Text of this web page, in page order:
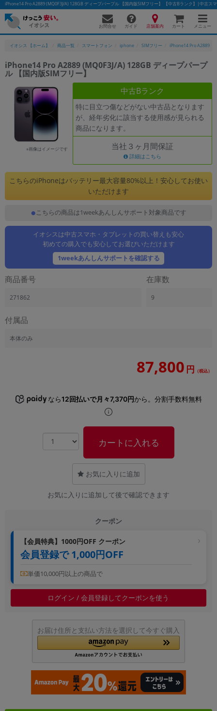
iPhone14 Pro A2889 (MQ0F3J/A) 128GB ディープパープル 【国内版SIMフリー】 【中古Bランク】|中古ス
お問合せ ガイド 店舗案内 カート メニュー
イオシス 【ホーム】 商品一覧 スマートフォン iphone SIMフリー iPhone14 Pro A2889
iPhone14 Pro A2889 (MQ0F3J/A) 128GB ディープパープ
ル 【国内版SIMフリー】
※画像はイメージです
中古Bランク
特に目立つ傷などがない中古品となります
が、経年劣化に該当する使用感が見られる
商品になります。
当社３ヶ月間保証
詳細はこちら
こちらのiPhoneはバッテリー最大容量80%以上！安心してお使い
いただけます
こちらの商品は1weekあんしんサポート対象商品です
イオシスは中古スマホ・タブレットの買い替えも安心
初めての購入でも安心してお選びいただけます
1weekあんしんサポートを確認する
商品番号
271862
在庫数
9
付属品
本体のみ
87,800 円 （税込）
なら12回払いで月々7,370円から。分割手数料無料
カートに入れる
お気に入りに追加
お気に入りに追加して後で確認できます
クーポン
【会員特典】1000円OFF クーポン
会員登録で 1,000円OFF
単価10,000円以上の商品で
ログイン / 会員登録してクーポンを使う
お届け住所と支払い方法を選択して今すぐ購入
かんたんパソコン検索に切り替える
フリーワード
除外ワード
人気の検索ワード： Let's note
「スマートフォン」「タブレット」など
シリーズ
商品シリーズ名・ブランド名の絞り込み。
メーカー
製造、販売メーカーの絞り込み
「Apple」「SONY」「SHARP」など
商品の搭載機能による絞り込み
ドライブの絞り込み
ランク
OS
~
~
価格
発売日
各項目のチェックボックスは「or検索」となります。
ただし機能別のみ「and検索」となります。